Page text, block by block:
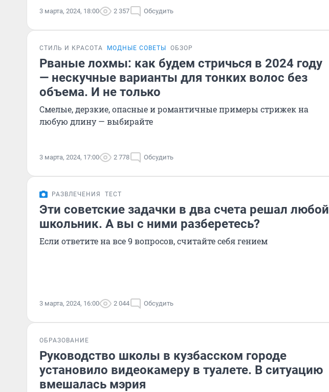
3 марта, 2024, 18:00 2 357 Обсудить
СТИЛЬ И КРАСОТА МОДНЫЕ СОВЕТЫ ОБЗОР
Рваные лохмы: как будем стричься в 2024 году
— нескучные варианты для тонких волос без
объема. И не только
Смелые, дерзкие, опасные и романтичные примеры стрижек на
любую длину — выбирайте
3 марта, 2024, 17:00 2 778 Обсудить
РАЗВЛЕЧЕНИЯ ТЕСТ
Эти советские задачки в два счета решал любой
школьник. А вы с ними разберетесь?
Если ответите на все 9 вопросов, считайте себя гением
3 марта, 2024, 16:00 2 044 Обсудить
ОБРАЗОВАНИЕ
Руководство школы в кузбасском городе
установило видеокамеру в туалете. В ситуацию
вмешалась мэрия